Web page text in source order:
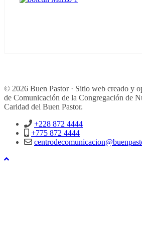
© 2026 Buen Pastor · Sitio web creado y
de Comunicación de la Congregación de
Caridad del Buen Pastor.
+228 872 4444
+775 872 4444